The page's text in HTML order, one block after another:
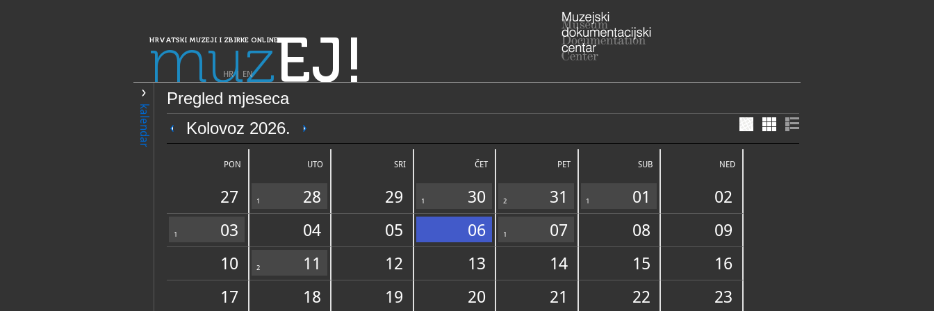
HRVATSKI MUZEJI I ZBIRKE ONLINE
muzEJ!
HR| EN
kalendar
Pregled mjeseca
Kolovoz 2026.
PON UTO SRI ČET PET SUB NED
27 1 28 29 1 30 2 31 1 01 02
1 03 04 05 06 1 07 08
09
10
2 11 12 13 14 15
16
17
18 19 20 21 22
23
PRETRAŽIVANJE
Dalmacija
Muzej crvene povijesti
Ulica Svetog Križa 3, 20000 Dubrovnik
Dubrovačko-neretvanska županija
091/528-7744
OPĆI PODACI STRUČNI DJELATNICI STRUČNE SLUŽBE I USLUGE